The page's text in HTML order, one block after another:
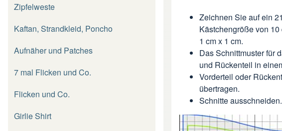
Zipfelweste
Kaftan, Strandkleid, Poncho
Aufnäher und Patches
7 mal Flicken und Co.
Flicken und Co.
Girlie Shirt
Zeichnen Sie auf ein
Kästchengröße von
1 cm x 1 cm.
Das Schnittmuster für
und Rückenteil in
Vorderteil oder
übertragen.
Schnitte ausschneiden.